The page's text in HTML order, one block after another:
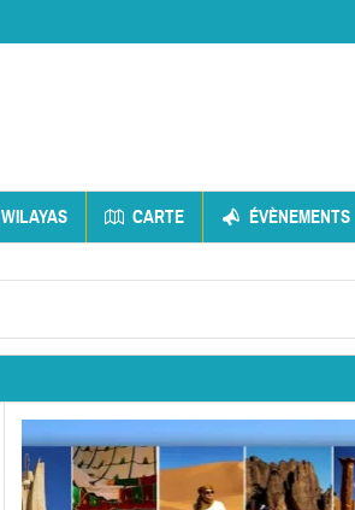
WILAYAS CARTE ÉVÈNEMENTS